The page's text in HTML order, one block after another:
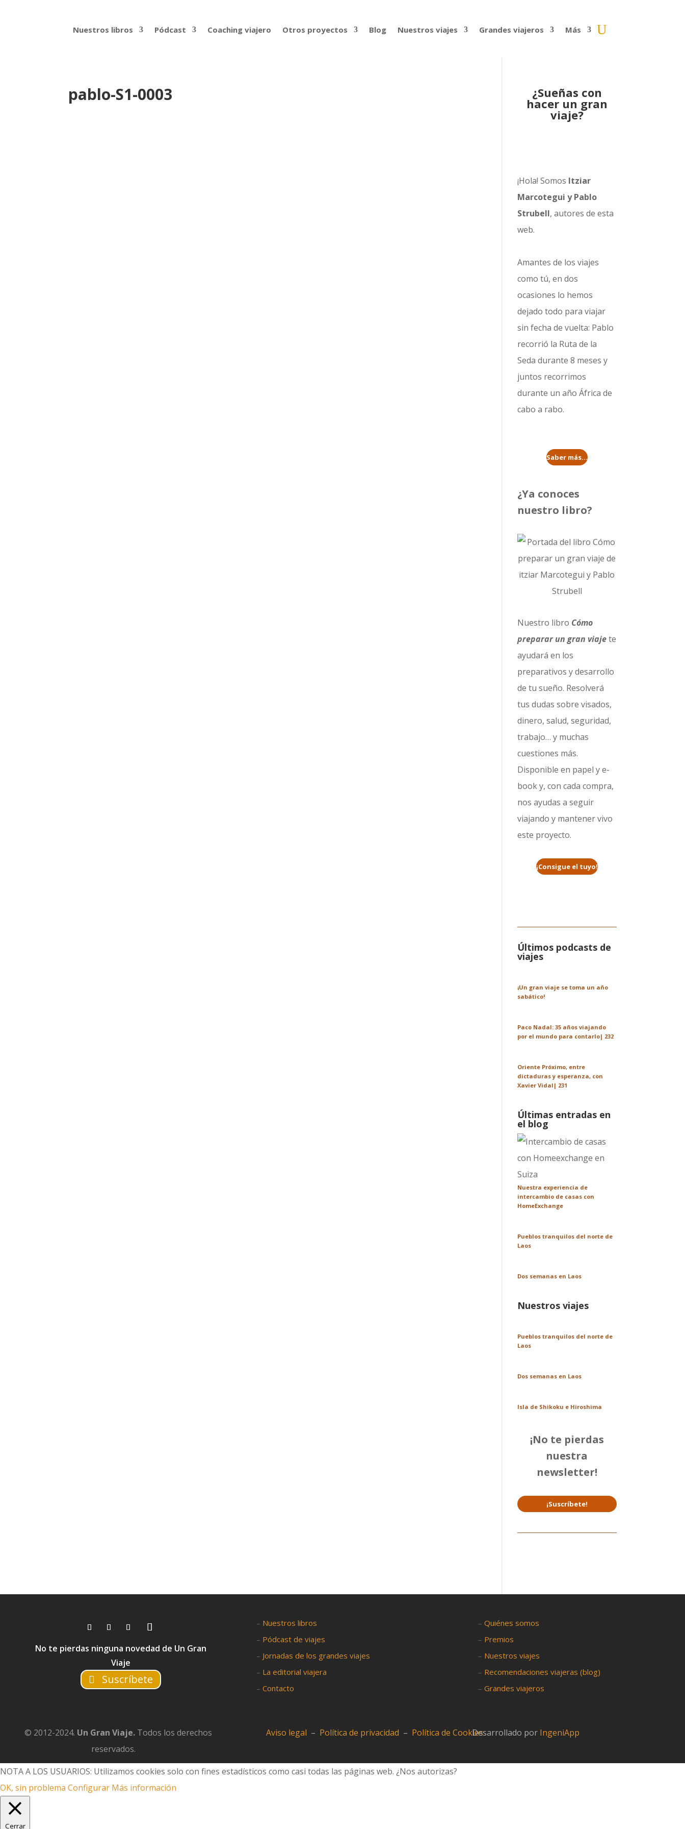
Nuestros libros Pódcast Coaching viajero Otros proyectos Blog Nuestros viajes Grandes viajeros Más
pablo-S1-0003 ¿Sueñas con
hacer un gran
viaje?
¡Hola! Somos Itziar
Marcotegui y Pablo
Strubell, autores de esta
web.
Amantes de los viajes
como tú, en dos
ocasiones lo hemos
dejado todo para viajar
sin fecha de vuelta: Pablo
recorrió la Ruta de la
Seda durante 8 meses y
juntos recorrimos
durante un añoÁfrica de
cabo a rabo.
Saber más...
¿Ya conoces
nuestro libro?
Nuestro libro Cómo
preparar un gran viajete
ayudará en los
preparativos y desarrollo
de tu sueño. Resolverá
tus dudas sobre visados,
dinero, salud, seguridad,
trabajo… y muchas
cuestiones más.
Disponible en papel y e-
book y, con cada compra,
nos ayudas a seguir
viajando y mantener vivo
este proyecto.
¡Consigue el tuyo!
Últimos podcasts de
viajes
¡Un gran viaje se toma un año
sabático!
Paco Nadal: 35 años viajando
por el mundo para contarlo| 232
Oriente Próximo, entre
dictaduras y esperanza, con
Xavier Vidal| 231
Últimas entradas en
el blog
Nuestra experiencia de
intercambio de casas con
HomeExchange
Pueblos tranquilos del norte de
Laos
Dos semanas en Laos
Nuestros viajes
Pueblos tranquilos del norte de
Laos
Dos semanas en Laos
Isla de Shikoku e Hiroshima
¡No te pierdas
nuestra
newsletter!
¡Suscríbete!
No te pierdas ninguna novedad de Un Gran
Viaje
Suscríbete
– Nuestros libros
– Pódcast de viajes
– Jornadas de los grandes viajes
– La editorial viajera
– Contacto
–Quiénes somos
– Premios
– Nuestros viajes
– Recomendaciones viajeras (blog)
–Grandes viajeros
© 2012-2024. Un Gran Viaje. Todos los derechos
reservados.
Aviso legal – Política de privacidad – Política de CookiesDesarrollado por IngeniApp
NOTA A LOS USUARIOS: Utilizamos cookies solo con fines estadísticos como casi todas las páginas web. ¿Nos autorizas?
OK, sin problema Configurar Más información
Cerrar